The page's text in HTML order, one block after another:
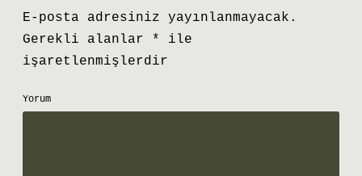
E-posta adresiniz yayınlanmayacak.
Gerekli alanlar
*
ile
işaretlenmişlerdir
Yorum